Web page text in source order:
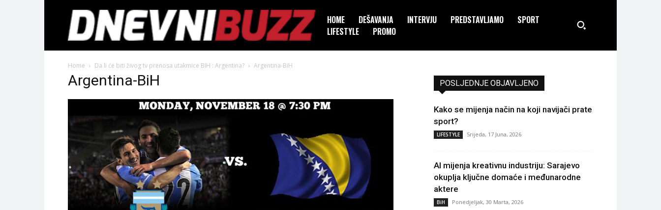
HOME DEŠAVANJA INTERVJU PREDSTAVLJAMO
SPORT
LIFESTYLE
PROMO
Home Da li će biti živog tv prenosa utakmice BiH : Argentina? Argentina-BiH
Argentina-BiH POSLJEDNJE OBJAVLJENO
Kako se mijenja način na koji navijači prate
sport?
LIFESTYLE Srijeda, 17 Juna, 2026
AI mijenja kreativnu industriju: Sarajevo
okuplja ključne domaće i međunarodne
aktere
BiH Ponedjeljak, 30 Marta, 2026